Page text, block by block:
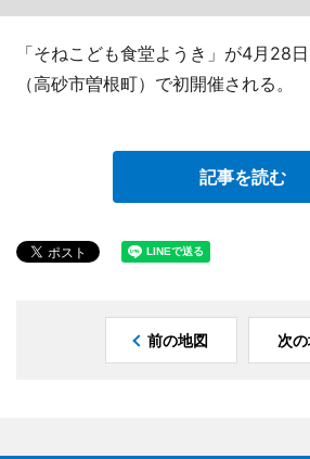
「そねこども食堂ようき」が4月28
（高砂市曽根町）で初開催される。
記事を読む
前の地図 次